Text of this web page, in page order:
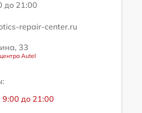
до 21:00
repair-center.ru
33
Autel
до 21:00